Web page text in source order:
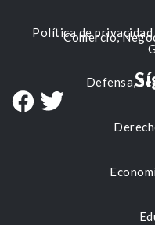
Comercio,
Defensa,
Política de privacidad